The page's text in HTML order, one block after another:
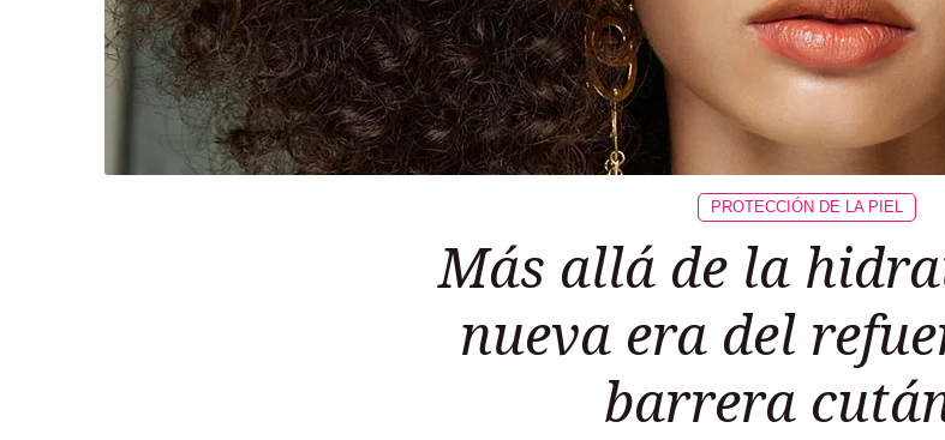
PROTECCIÓN DE LA PIEL
Más allá de la
nueva era del
barrera